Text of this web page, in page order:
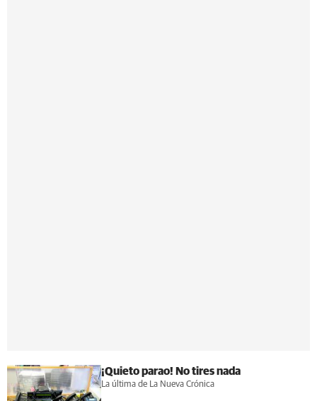
¡Quieto parao! No tires nada
La última de La Nueva Crónica